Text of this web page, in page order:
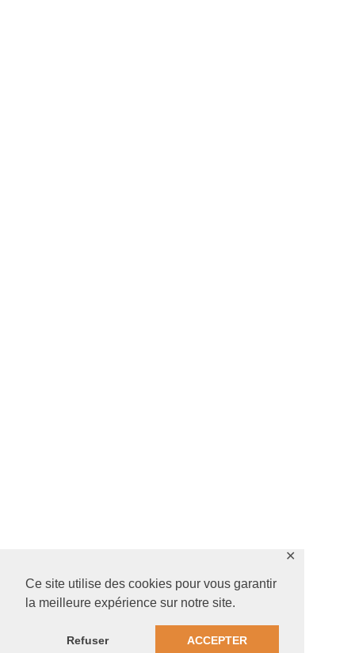
Ce site utilise des cookies pour vous garantir
la meilleure expérience sur notre site.
Refuser ACCEPTER
✕